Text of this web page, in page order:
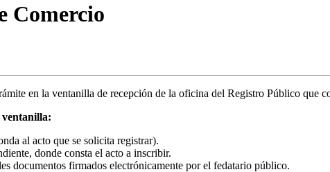
Comercio
en la ventanilla de recepción de la oficina del Registro Público que
ventanilla:
al acto que se solicita registrar).
donde consta el acto a inscribir.
documentos firmados electrónicamente por el fedatario público.